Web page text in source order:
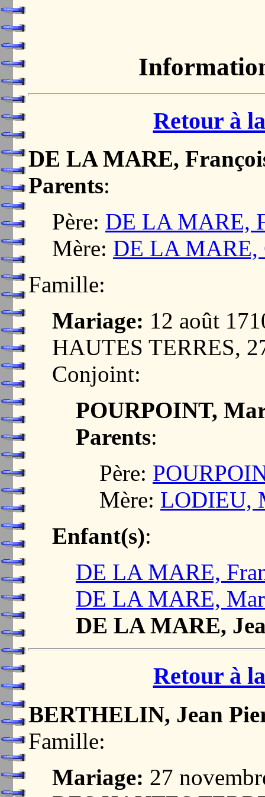
Retour à
DE LA MARE,
Parents:
Père: DE LA MARE,
Mère: DE LA MARE,
Famille:
Mariage: 12 août
HAUTES TERRES,
Conjoint:
POURPOINT,
Parents:
Père:
Mère: LODIEU,
Enfant(s):
DE LA MARE,
DE LA MARE,
DE LA MARE,
Retour à
BERTHELIN, Jean
Famille:
Mariage: 27